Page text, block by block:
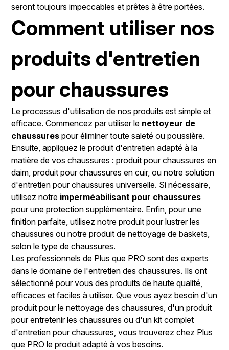
seront toujours impeccables et prêtes à être portées.
Comment utiliser nos
produits d'entretien
pour chaussures
Le processus d'utilisation de nos produits est simple et
efficace. Commencez par utiliser le nettoyeur de
chaussures pour éliminer toute saleté ou poussière.
Ensuite, appliquez le produit d'entretien adapté à la
matière de vos chaussures : produit pour chaussures en
daim, produit pour chaussures en cuir, ou notre solution
d'entretien pour chaussures universelle. Si nécessaire,
utilisez notre imperméabilisant pour chaussures
pour une protection supplémentaire. Enfin, pour une
finition parfaite, utilisez notre produit pour lustrer les
chaussures ou notre produit de nettoyage de baskets,
selon le type de chaussures.
Les professionnels de Plus que PRO sont des experts
dans le domaine de l'entretien des chaussures. Ils ont
sélectionné pour vous des produits de haute qualité,
efficaces et faciles à utiliser. Que vous ayez besoin d'un
produit pour le nettoyage des chaussures, d'un produit
pour entretenir les chaussures ou d'un kit complet
d'entretien pour chaussures, vous trouverez chez Plus
que PRO le produit adapté à vos besoins.